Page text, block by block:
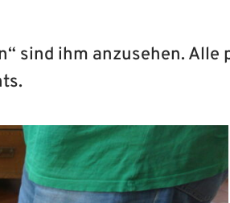
sind ihm anzusehen. Alle